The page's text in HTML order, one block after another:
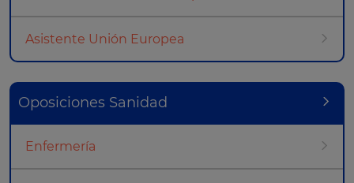
Asistente Unión Europea
Oposiciones Sanidad
Enfermería